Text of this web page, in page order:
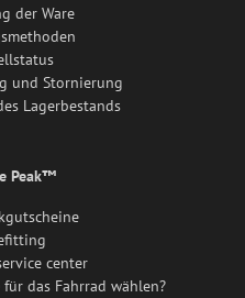
der Ware
und Stornierung
Lagerbestands
Peak™
center
das Fahrrad wählen?